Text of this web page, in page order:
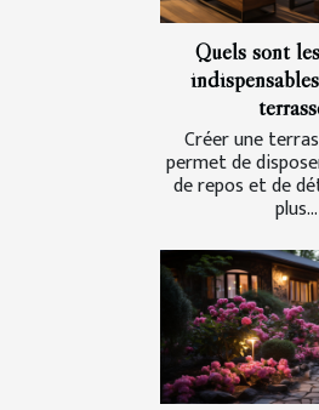
Quels sont
Créer une
permet de
de repos et de
plus...